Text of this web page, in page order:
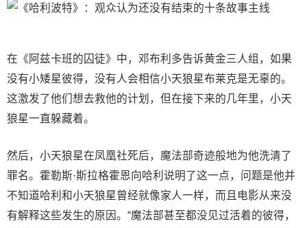
在《阿兹卡班的囚徒》中，邓布利多告诉黄金三人组，如果
没有小矮星彼得，没有人会相信小天狼星布莱克是无辜的。
这激发了他们想去救他的计划，但在接下来的几年里，小天
狼星一直躲藏着。
然后，小天狼星在凤凰社死后，魔法部奇迹般地为他洗清了
罪名。霍勒斯·斯拉格霍恩向哈利说明了这一点，问题是他并
不知道哈利和小天狼星曾经就像家人一样，而且电影从来没
有解释这些发生的原因。“魔法部甚至都没见过活着的彼得，